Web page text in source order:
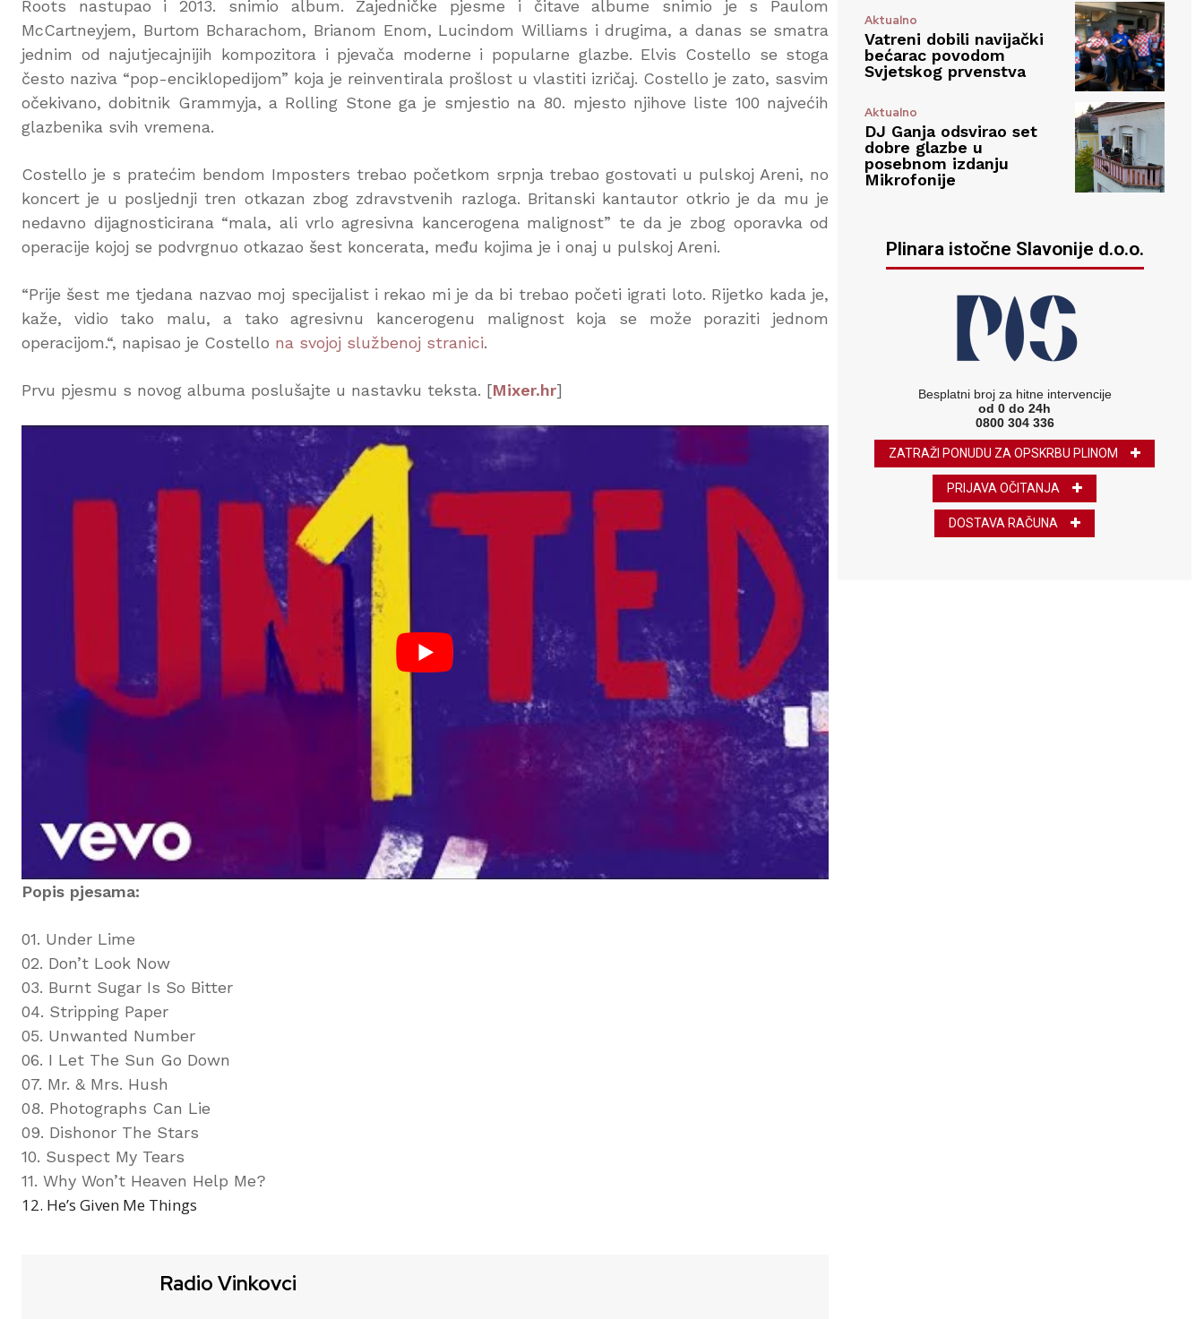
Roots nastupao i 2013. snimio album. Zajedničke pjesme i čitave albume snimio je s Paulom
McCartneyjem, Burtom Bcharachom, Brianom Enom, Lucindom Williams i drugima, a danas se smatra
jednim od najutjecajnijih kompozitora i pjevača moderne i popularne glazbe. Elvis Costello se stoga
često naziva “pop-enciklopedijom” koja je reinventirala prošlost u vlastiti izričaj. Costello je zato, sasvim
očekivano, dobitnik Grammyja, a Rolling Stone ga je smjestio na 80. mjesto njihove liste 100 najvećih
glazbenika svih vremena.
Costello je s pratećim bendom Imposters trebao početkom srpnja trebao gostovati u pulskoj Areni, no
koncert je u posljednji tren otkazan zbog zdravstvenih razloga. Britanski kantautor otkrio je da mu je
nedavno dijagnosticirana “mala, ali vrlo agresivna kancerogena malignost” te da je zbog oporavka od
operacije kojoj se podvrgnuo otkazao šest koncerata, među kojima je i onaj u pulskoj Areni.
“Prije šest me tjedana nazvao moj specijalist i rekao mi je da bi trebao početi igrati loto. Rijetko kada je,
kaže, vidio tako malu, a tako agresivnu kancerogenu malignost koja se može poraziti jednom
operacijom.“, napisao je Costello na svojoj službenoj stranici.
Prvu pjesmu s novog albuma poslušajte u nastavku teksta. [Mixer.hr]
Popis pjesama:
01. Under Lime
02. Don’t Look Now
03. Burnt Sugar Is So Bitter
04. Stripping Paper
05. Unwanted Number
06. I Let The Sun Go Down
07. Mr. & Mrs. Hush
08. Photographs Can Lie
09. Dishonor The Stars
10. Suspect My Tears
11. Why Won’t Heaven Help Me?
12. He’s Given Me Things
Radio Vinkovci
Aktualno
Vatreni dobili navijački
bećarac povodom
Svjetskog prvenstva
Aktualno
DJ Ganja odsvirao set
dobre glazbe u
posebnom izdanju
Mikrofonije
Plinara istočne Slavonije d.o.o.
Besplatni broj za hitne intervencije
od 0 do 24h
0800 304 336
ZATRAŽI PONUDU ZA OPSKRBU PLINOM
PRIJAVA OČITANJA
DOSTAVA RAČUNA